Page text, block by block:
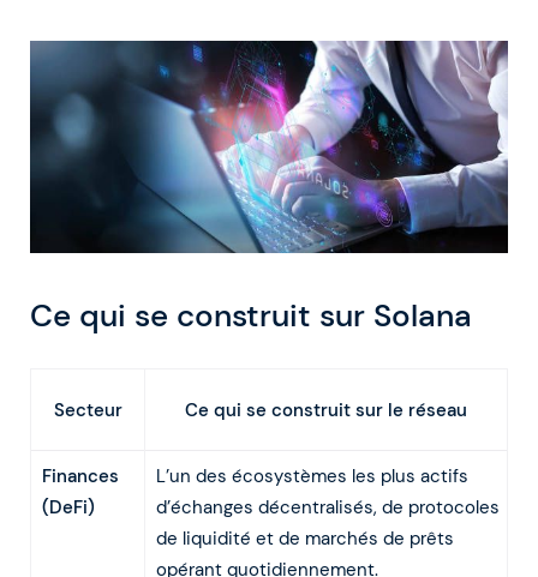
Ce qui se construit sur Solana
Secteur Ce qui se construit sur le réseau
Finances
(DeFi)
L’un des écosystèmes les plus actifs
d’échanges décentralisés, de protocoles
de liquidité et de marchés de prêts
opérant quotidiennement.